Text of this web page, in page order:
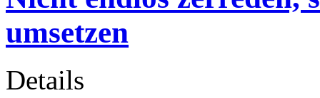
umsetzen
Details